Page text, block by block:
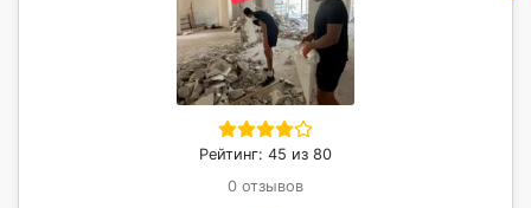
Рейтинг: 45 из 80
0 отзывов